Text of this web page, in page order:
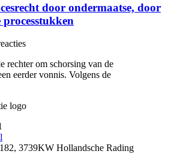
door ondermaatse, door
rechter om schorsing van de
eerder vonnis. Volgens de
3739KW Hollandsche Rading